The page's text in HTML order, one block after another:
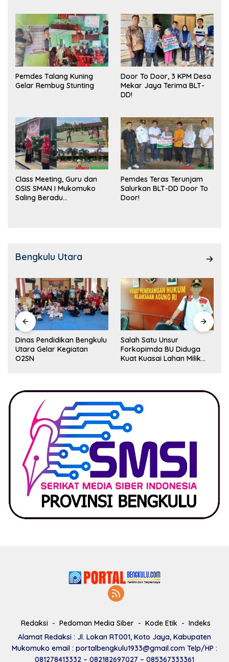
Pasar
Pemdes Talang Kuning
Gelar Rembug Stunting
Door To Door, 3 KPM Desa
Mekar Jaya Terima BLT-
DD!
Class Meeting, Guru dan
OSIS SMAN I Mukomuko
Saling Beradu
Pemdes Teras Terunjam
Salurkan BLT-DD Door To
Door!
Bengkulu Utara
Dinas Pendidikan Bengkulu
Utara Gelar Kegiatan
O2SN
Salah Satu Unsur
Forkopimda BU Diduga
Kuat Kuasai Lahan Milik
Redaksi Pedoman Media Siber Kode Etik
Indeks
Alamat Redaksi : Jl. Lokan RT001, Koto Jaya, Kabupaten
Mukomuko email : portalbengkulu1933@gmail.com Telp/HP :
081278413332 – 082182697027 – 085367333361